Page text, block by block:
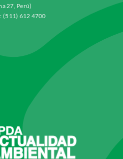
27, Perú)
(511) 612 4700